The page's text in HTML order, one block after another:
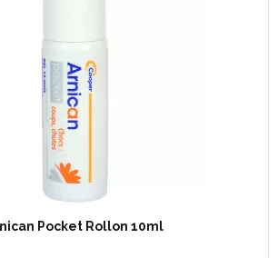
Pocket Rollon 10ml